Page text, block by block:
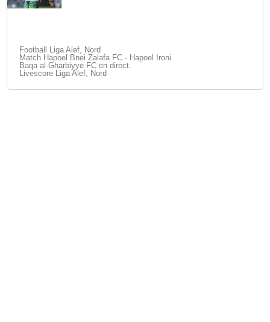
Football Liga Alef, Nord
Match Hapoel Bnei Zalafa FC - Hapoel Ironi
Baqa al-Gharbiyye FC en direct.
Livescore Liga Alef, Nord